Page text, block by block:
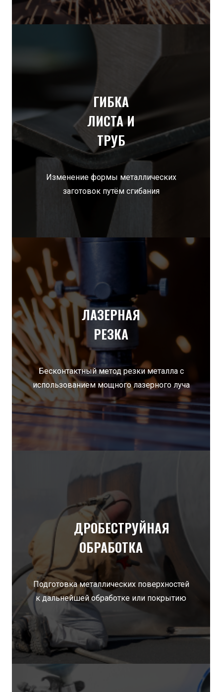
ГИБКА
ЛИСТА И
ТРУБ
Изменение формы металлических
заготовок путём сгибания
ЛАЗЕРНАЯ
РЕЗКА
Бесконтактный метод резки металла с
использованием мощного лазерного луча
ДРОБЕСТРУЙНАЯ
ОБРАБОТКА
Подготовка металлических поверхностей
к дальнейшей обработке или покрытию